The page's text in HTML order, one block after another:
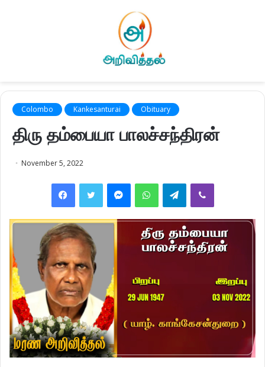
Colombo Kankesanturai Obituary
திரு தம்பையா பாலச்சந்திரன்
November 5, 2022
FacebookTwitter MessengerWhatsAppTelegramViber